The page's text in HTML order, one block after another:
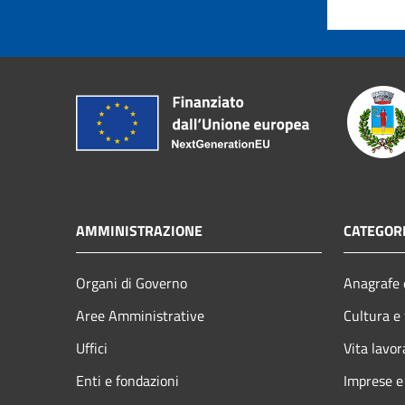
AMMINISTRAZIONE
Organi di Governo
Aree Amministrative
Uffici
Enti e fondazioni
Cultura
Vita
Imprese